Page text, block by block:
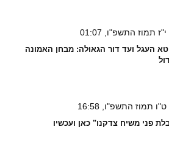
י"ז תמוז התשפ"ו, 01:07
העגל ועד דור הגאולה: מבחן האמונה
ט"ו תמוז התשפ"ו, 16:58
פני משיח צדקנו" כאן ועכשיו